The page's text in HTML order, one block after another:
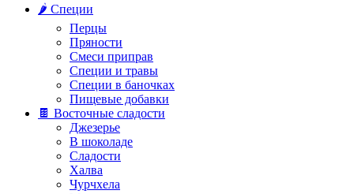
🌶️ Специи
Перцы
Пряности
Смеси приправ
Специи и травы
Специи в баночках
Пищевые добавки
🍫 Восточные сладости
Джезерье
В шоколаде
Сладости
Халва
Чурчхела